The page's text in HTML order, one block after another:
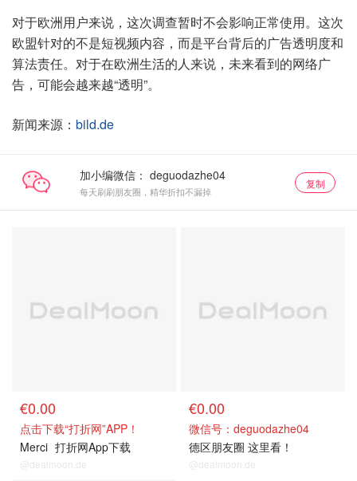
对于欧洲用户来说，这次调查暂时不会影响正常使用。这次
欧盟针对的不是短视频内容，而是平台背后的广告透明度和
算法责任。对于在欧洲生活的人来说，未来看到的网络广
告，可能会越来越“透明”。
新闻来源： bild.de
加小编微信：
每天刷刷朋友圈，精华折扣不漏掉
复制
€0.00
点击下载“打折网”APP！
Merci 打折网App下载
@dealmoon.de
€0.00
微信号：deguodazhe04
德区朋友圈 这里看！
@dealmoon.de